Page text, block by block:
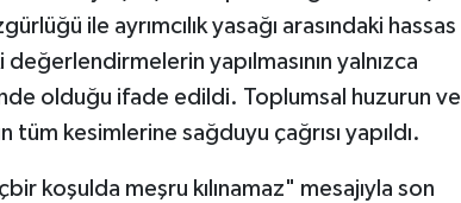
ile ayrımcılık yasağı arasındaki hassas
yapılmasının yalnızca
olduğu ifade edildi. Toplumsal huzurun ve
tüm kesimlerine sağduyu çağrısı yapıldı.
koşulda meşru kılınamaz" mesajıyla son